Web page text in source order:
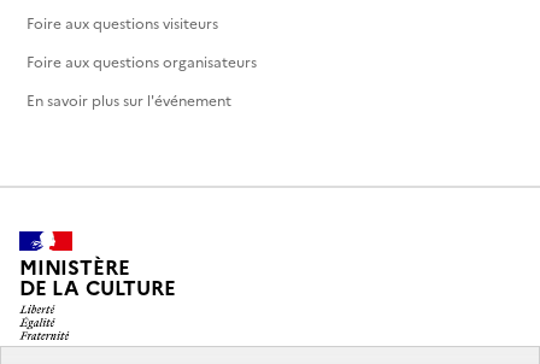
Foire aux questions visiteurs
Foire aux questions organisateurs
En savoir plus sur l'événement
MINISTÈRE
DE LA CULTURE